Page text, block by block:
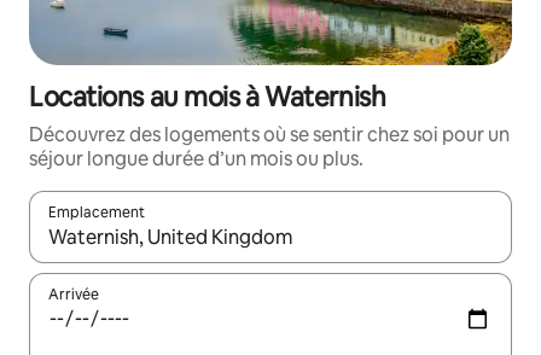
Locations au mois à Waternish
Découvrez des logements où se sentir chez soi pour un
séjour longue durée d’un mois ou plus.
Emplacement
Quand les résultats sont affichés, parcourez-les en utilisant
Arrivée